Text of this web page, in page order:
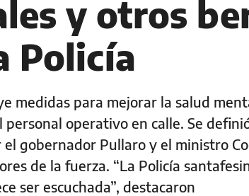
y otros
Policía
medidas para mejorar la salud
personal operativo en calle. Se
el gobernador Pullaro y el ministro
de la fuerza. “La Policía
ser escuchada”, destacaron